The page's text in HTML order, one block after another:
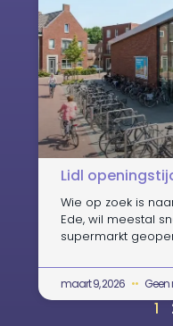
Lidl
Wie op zoek is
Ede, wil meestal
supermarkt
maart 9, 2026 Geen
1